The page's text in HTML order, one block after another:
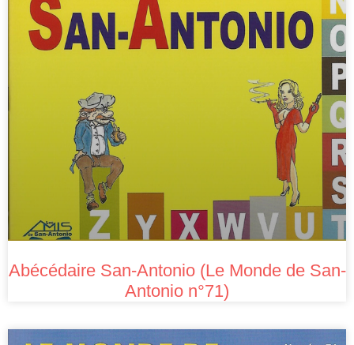
Abécédaire San-Antonio (Le Monde de San-
Antonio n°71)